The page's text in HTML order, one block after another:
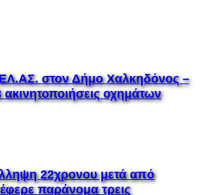
στον Δήμο Χαλκηδόνος –
ακινητοποιήσεις οχημάτων
22χρονου μετά από
παράνομα τρεις